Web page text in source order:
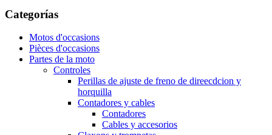
Categorías
Motos d'occasions
Pièces d'occasions
Partes de la moto
Controles
Perillas de ajuste de freno de direecdcion y
horquilla
Contadores y cables
Contadores
Cables y accesorios